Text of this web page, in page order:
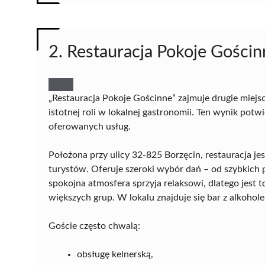
2. Restauracja Pokoje
„Restauracja Pokoje Gościnne” zajmuje drugie
istotnej roli w lokalnej gastronomii. Ten wynik
oferowanych usług.
Położona przy ulicy 32-825 Borzęcin, restauracja
turystów. Oferuje szeroki wybór dań – od szybkich
spokojna atmosfera sprzyja relaksowi, dlatego jest
większych grup. W lokalu znajduje się bar z
Goście często chwalą:
obsługę kelnerską,